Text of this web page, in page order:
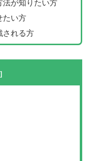
法が知りたい方
たい方
される方